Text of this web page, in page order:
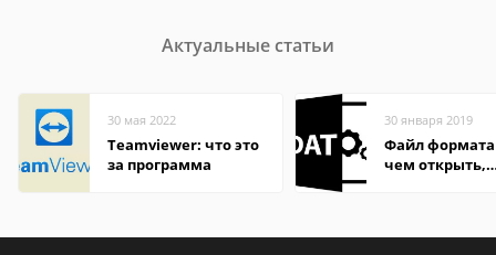
Актуальные статьи
30 мая 2022
Teamviewer: что это
за программа
30 января 2019
Файл формата
чем открыть,